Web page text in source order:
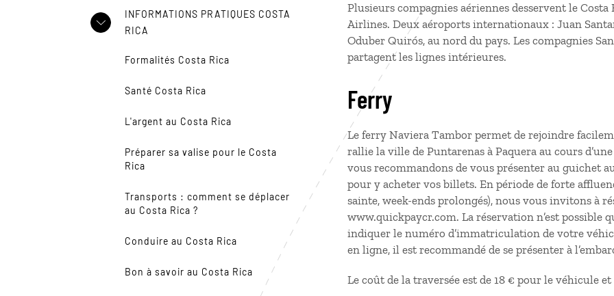
INFORMATIONS PRATIQUES COSTA
RICA
Formalités Costa Rica
Santé Costa Rica
L'argent au Costa Rica
Préparer sa valise pour le Costa
Rica
Transports : comment se déplacer
au Costa Rica ?
Conduire au Costa Rica
Bon à savoir au Costa Rica
Plusieurs compagnies aériennes desservent le
Airlines. Deux aéroports internationaux : Juan
Oduber Quirós, au nord du pays. Les compagnies
partagent les lignes intérieures.
Ferry
Le ferry Naviera Tambor permet de rejoindre
rallie la ville de Puntarenas à Paquera au cours
vous recommandons de vous présenter au guichet
pour y acheter vos billets. En période de forte
sainte, week-ends prolongés), nous vous invitons à
www.quickpaycr.com. La réservation n’est possible
indiquer le numéro d’immatriculation de votre
en ligne, il est recommandé de se présenter à
Le coût de la traversée est de 18 € pour le véhicule et